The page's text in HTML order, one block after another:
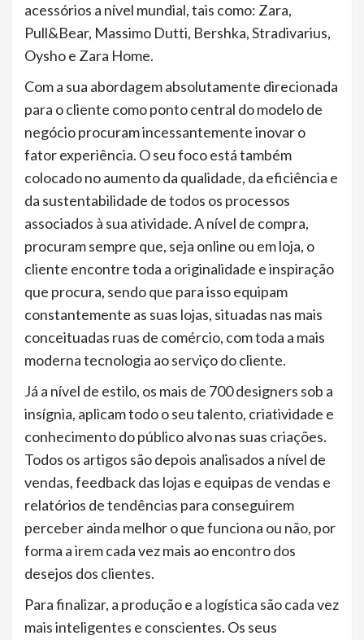
acessórios a nível mundial, tais como: Zara,
Pull&Bear, Massimo Dutti, Bershka, Stradivarius,
Oysho e Zara Home.
Com a sua abordagem absolutamente direcionada
para o cliente como ponto central do modelo de
negócio procuram incessantemente inovar o
fator experiência. O seu foco está também
colocado no aumento da qualidade, da eficiência e
da sustentabilidade de todos os processos
associados à sua atividade. A nível de compra,
procuram sempre que, seja online ou em loja, o
cliente encontre toda a originalidade e inspiração
que procura, sendo que para isso equipam
constantemente as suas lojas, situadas nas mais
conceituadas ruas de comércio, com toda a mais
moderna tecnologia ao serviço do cliente.
Já a nível de estilo, os mais de 700 designers sob a
insígnia, aplicam todo o seu talento, criatividade e
conhecimento do público alvo nas suas criações.
Todos os artigos são depois analisados a nível de
vendas, feedback das lojas e equipas de vendas e
relatórios de tendências para conseguirem
perceber ainda melhor o que funciona ou não, por
forma a irem cada vez mais ao encontro dos
desejos dos clientes.
Para finalizar, a produção e a logística são cada vez
mais inteligentes e conscientes. Os seus